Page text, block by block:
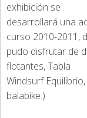
exhibición se
desarrollará una
curso 2010-2011,
pudo disfrutar de
flotantes, Tabla
Windsurf
balabike.)